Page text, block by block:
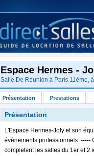
Espace Hermes -
Salle De Réunion à Paris 11ème, à
Présentation Prestations
Présentation
L'Espace Hermes-Joly et son
évènements professionnels. -----
completent les salles du 1er et 2